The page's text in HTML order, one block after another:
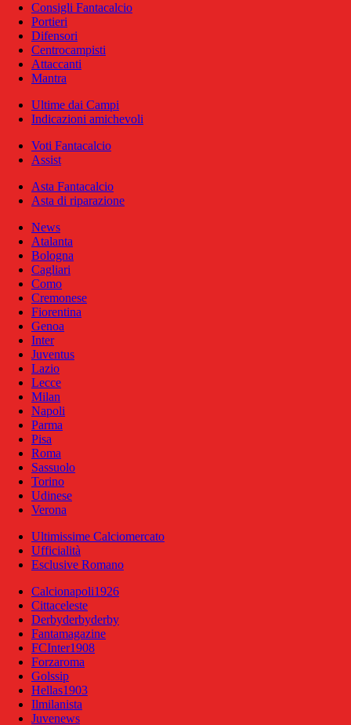
Consigli Fantacalcio
Portieri
Difensori
Centrocampisti
Attaccanti
Mantra
Ultime dai Campi
Indicazioni amichevoli
Voti Fantacalcio
Assist
Asta Fantacalcio
Asta di riparazione
News
Atalanta
Bologna
Cagliari
Como
Cremonese
Fiorentina
Genoa
Inter
Juventus
Lazio
Lecce
Milan
Napoli
Parma
Pisa
Roma
Sassuolo
Torino
Udinese
Verona
Ultimissime Calciomercato
Ufficialità
Esclusive Romano
Calcionapoli1926
Cittaceleste
Derbyderbyderby
Fantamagazine
FCInter1908
Forzaroma
Golssip
Hellas1903
Ilmilanista
Juvenews